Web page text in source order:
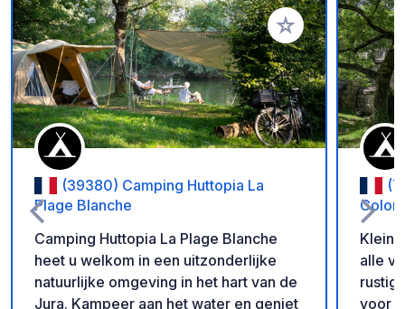
Voeg toe aan je
(39380) Camping Huttopia La
Plage Blanche
Camping Huttopia La Plage Blanche
heet u welkom in een uitzonderlijke
natuurlijke omgeving in het hart van de
Jura. Kampeer aan het water en geniet
alle
voor